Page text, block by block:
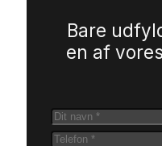
Bare
en af